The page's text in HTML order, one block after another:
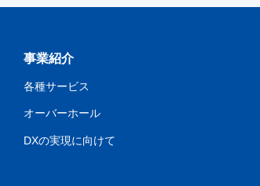
事業紹介
各種サービス
オーバーホール
DXの実現に向けて